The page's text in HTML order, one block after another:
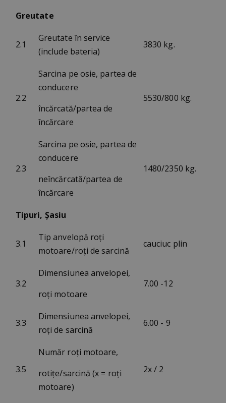
Greutate
2.1
Greutate în service
(include bateria)
3830 kg.
2.2
Sarcina pe osie, partea de
conducere
încărcată/partea de
încărcare
5530/800 kg.
2.3
Sarcina pe osie, partea de
conducere
neîncărcată/partea de
încărcare
1480/2350 kg.
Tipuri, Șasiu
3.1
Tip anvelopă roți
motoare/roți de sarcină
cauciuc plin
3.2
Dimensiunea anvelopei,
roți motoare
7.00 -12
3.3
Dimensiunea anvelopei,
roți de sarcină
6.00 - 9
3.5
Număr roți motoare,
rotițe/sarcină (x = roți
motoare)
2x / 2